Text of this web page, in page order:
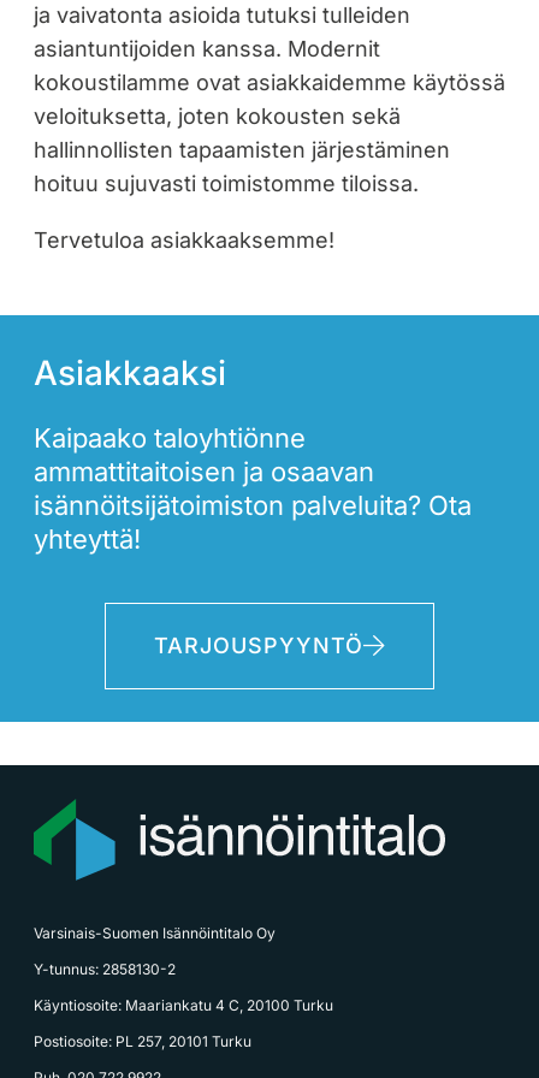
ja vaivatonta asioida tutuksi tulleiden
asiantuntijoiden kanssa. Modernit
kokoustilamme ovat asiakkaidemme käytössä
veloituksetta, joten kokousten sekä
hallinnollisten tapaamisten järjestäminen
hoituu sujuvasti toimistomme tiloissa.
Tervetuloa asiakkaaksemme!
Asiakkaaksi
Kaipaako taloyhtiönne
ammattitaitoisen ja osaavan
isännöitsijätoimiston palveluita? Ota
yhteyttä!
TARJOUSPYYNTÖ
Varsinais-Suomen Isännöintitalo Oy
Y-tunnus: 2858130-2
Käyntiosoite: Maariankatu 4 C, 20100 Turku
Postiosoite: PL 257, 20101 Turku